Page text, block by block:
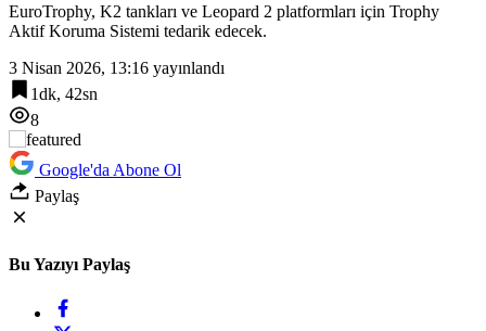
EuroTrophy, K2 tankları ve Leopard 2 platformları için Trophy
Aktif Koruma Sistemi tedarik edecek.
3 Nisan 2026, 13:16 yayınlandı
1dk, 42sn
8
Google'da Abone Ol
Paylaş
Bu Yazıyı Paylaş